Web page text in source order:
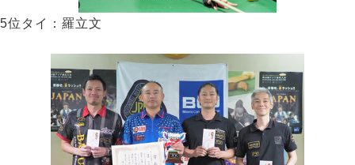
5位タイ：羅立文